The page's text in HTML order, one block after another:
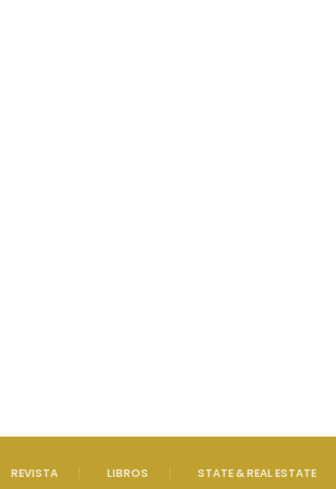
REVISTA LIBROS STATE & REAL ESTATE